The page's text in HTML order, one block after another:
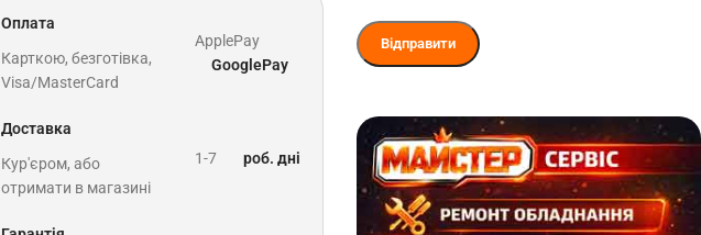
Оплата
Карткою, безготівка,
Visa/MasterCard
ApplePay
GooglePay
Доставка
Кур'єром, або
отримати в магазині
1-7 роб. дні